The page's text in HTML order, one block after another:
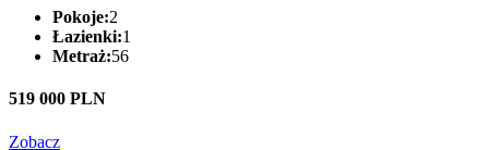
Pokoje:2
Łazienki:1
Metraż:56
519 000 PLN
Zobacz